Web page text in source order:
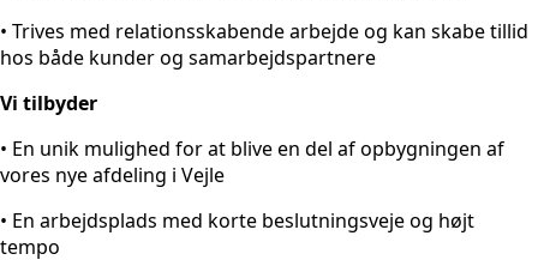
• Trives med relationsskabende arbejde og kan skabe tillid
hos både kunder og samarbejdspartnere
Vi tilbyder
• En unik mulighed for at blive en del af opbygningen af
vores nye afdeling i Vejle
• En arbejdsplads med korte beslutningsveje og højt
tempo